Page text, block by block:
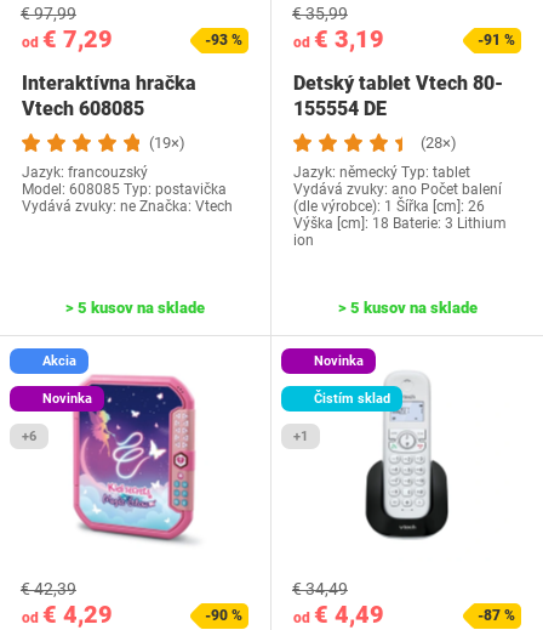
od € 7,29
€ 97,99
-93 %
Interaktívna hračka
Vtech 608085
(19×)
Jazyk: francouzský
Model: 608085 Typ: postavička
Vydává zvuky: ne Značka: Vtech
> 5 kusov na sklade
od € 3,19
€ 35,99
-91 %
Detský tablet Vtech 80-
155554 DE
(28×)
Jazyk: německý Typ: tablet
Vydává zvuky: ano Počet balení
(dle výrobce): 1 Šířka [cm]: 26
Výška [cm]: 18 Baterie: 3 Lithium
ion
> 5 kusov na sklade
Akcia
Novinka
+6
od € 4,29
€ 42,39
-90 %
Novinka
Čistím sklad
+1
od € 4,49
€ 34,49
-87 %